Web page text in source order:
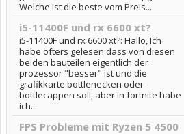
Welche ist die beste vom Preis...
i5-11400F und rx 6600 xt?
i5-11400F und rx 6600 xt?: Hallo, Ich
habe öfters gelesen dass von diesen
beiden bauteilen eigentlich der
prozessor "besser" ist und die
grafikkarte bottlenecken oder
bottlecappen soll, aber in fortnite habe
ich...
FPS Probleme mit Ryzen 5 4500